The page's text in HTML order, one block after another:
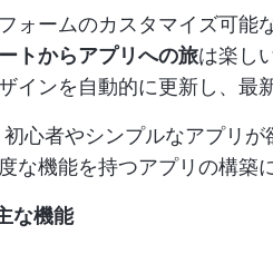
ォームのカスタマイズ可能
トからアプリへの旅は楽し
インを自動的に更新し、最
心者やシンプルなアプリ
な機能を持つアプリの構築
な機能